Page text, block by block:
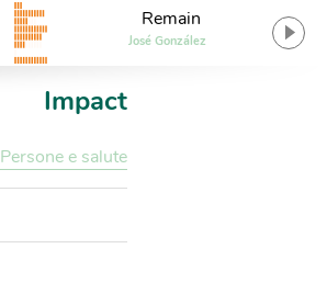
Remain
José González
Impact
Persone e salute